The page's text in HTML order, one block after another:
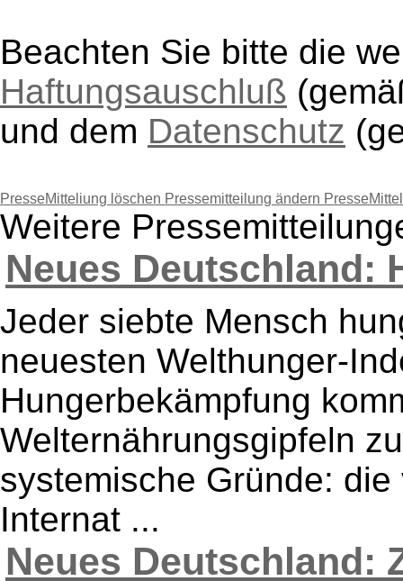
Beachten Sie bitte die
Haftungsauschluß
und dem Datenschutz
PresseMitteliung löschen Pressemitteilung ändern
Weitere
Neues Deutschland:
Jeder siebte Mensch
neuesten Welthunger-
Hungerbekämpfung
Welternährungsgipfeln
systemische Gründe:
Internat ...
Neues Deutschland: